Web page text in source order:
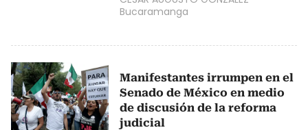
Bucaramanga
Manifestantes irrumpen en el
Senado de México en medio
de discusión de la reforma
judicial